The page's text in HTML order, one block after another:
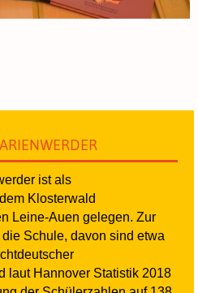
ist als
Klosterwald
Leine-Auen gelegen. Zur
die Schule, davon sind etwa
laut Hannover Statistik 2018